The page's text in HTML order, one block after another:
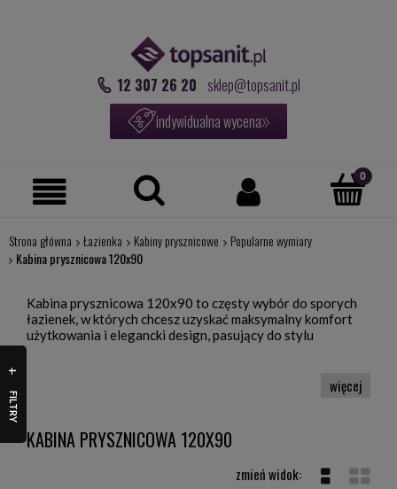
12 307 26 20 sklep@topsanit.pl
indywidualna wycena
Strona główna Łazienka Kabiny prysznicowe
Popularne wymiary
Kabina prysznicowa 120x90
Kabina prysznicowa 120x90 to częsty wybór do sporych
łazienek, w których chcesz uzyskać maksymalny komfort
użytkowania i elegancki design, pasujący do stylu
Swobodnie możesz wybierać wśród propozycji kabin
prysznicowych z brodzikami lub takich, które nadają się do
łazienki zależy tylko od Ciebie!
KABINA PRYSZNICOWA 120X90
FILTRY